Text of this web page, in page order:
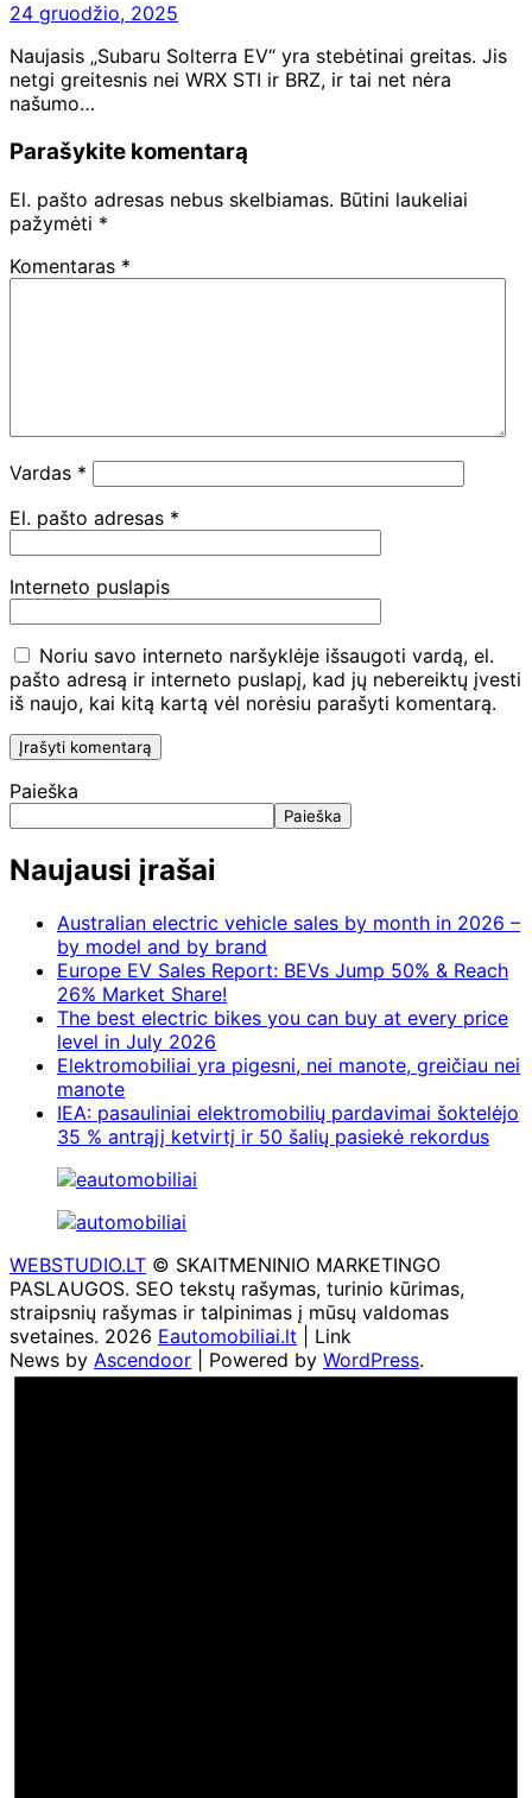
24 gruodžio, 2025
Naujasis „Subaru Solterra EV“ yra stebėtinai greitas. Jis
netgi greitesnis nei WRX STI ir BRZ, ir tai net nėra
našumo…
Parašykite komentarą
El. pašto adresas nebus skelbiamas. Būtini laukeliai
pažymėti *
Komentaras *
Vardas *
El. pašto adresas *
Interneto puslapis
Noriu savo interneto naršyklėje išsaugoti vardą, el.
pašto adresą ir interneto puslapį, kad jų nebereiktų įvesti
iš naujo, kai kitą kartą vėl norėsiu parašyti komentarą.
Paieška
Paieška
Naujausi įrašai
Australian electric vehicle sales by month in 2026 –
by model and by brand
Europe EV Sales Report: BEVs Jump 50% & Reach
26% Market Share!
The best electric bikes you can buy at every price
level in July 2026
Elektromobiliai yra pigesni, nei manote, greičiau nei
manote
IEA: pasauliniai elektromobilių pardavimai šoktelėjo
35 % antrąjį ketvirtį ir 50 šalių pasiekė rekordus
WEBSTUDIO.LT © SKAITMENINIO MARKETINGO
PASLAUGOS. SEO tekstų rašymas, turinio kūrimas,
straipsnių rašymas ir talpinimas į mūsų valdomas
svetaines. 2026 Eautomobiliai.lt | Link
News by Ascendoor | Powered by WordPress.